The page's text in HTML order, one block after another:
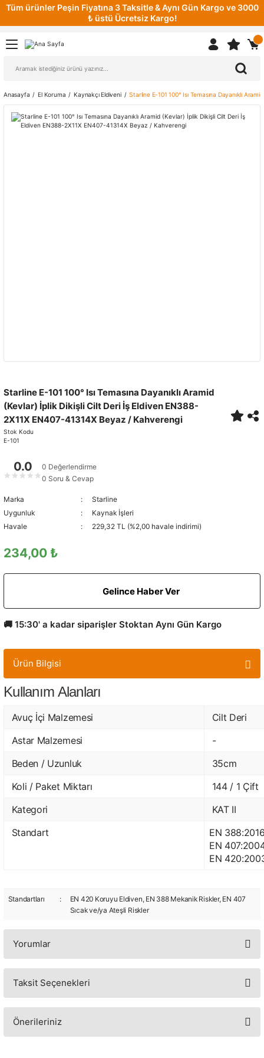
Tüm ürünler Peşin Fiyatına 3 Taksitle & Aynı Gün Kargo ve 3000
₺ üstü Ücretsiz Kargo!
Anasayfa El Koruma Kaynakçı Eldiveni Starline E-101 100° Isı Temasına Dayanıklı
Starline E-101 100° Isı Temasına Dayanıklı Aramid
(Kevlar) İplik Dikişli Cilt Deri İş Eldiven EN388-
2X11X EN407-41314X Beyaz / Kahverengi
Stok Kodu
E-101
0.0
★ ★ ★ ★ ★
0 Değerlendirme
0 Soru & Cevap
Marka
Starline
Uygunluk
Kaynak İşleri
Havale
229,32 TL (%2,00 havale indirimi)
234,00 ₺
Gelince Haber Ver
🚚 15:30' a kadar siparişler Stoktan Aynı Gün Kargo
Ürün Bilgisi
Kullanım Alanları
Avuç İçi Malzemesi
Cilt Deri
Astar Malzemesi
-
Beden / Uzunluk
35cm
Koli / Paket Miktarı
144 / 1 Çift
Kategori
KAT II
Standart
EN
EN
EN
Standartları :
EN 420 Koruyu Eldiven, EN 388 Mekanik Riskler, EN 407
Sıcak ve/ya Ateşli Riskler
Yorumlar
Taksit Seçenekleri
Önerileriniz